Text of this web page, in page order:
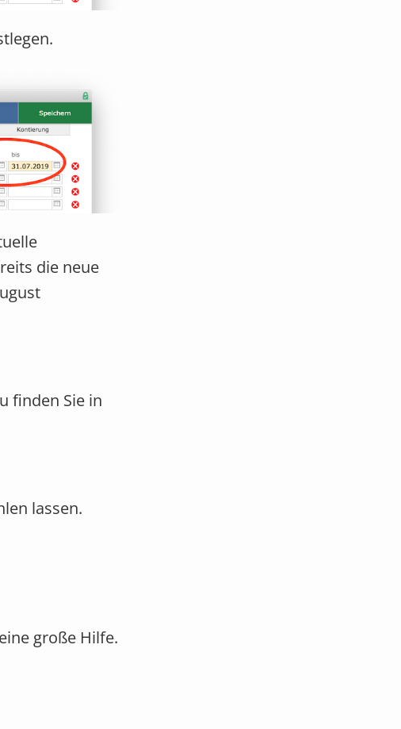
die neue
finden Sie in
lassen.
große Hilfe.